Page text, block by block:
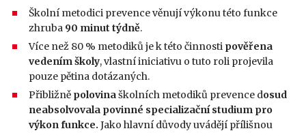
Školní metodici prevence věnují výkonu této funkce
zhruba 90 minut týdně.
Více než 80 % metodiků je k této činnosti pověřena
vedením školy, vlastní iniciativu o tuto roli projevila
pouze pětina dotázaných.
Přibližně polovinaškolních metodiků prevence dosud
neabsolvovala povinné specializační studium pro
výkon funkce. Jako hlavní důvody uvádějí přílišnou